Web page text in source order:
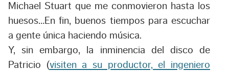
Michael Stuart que me conmovieron hasta los
huesos…En fin, buenos tiempos para escuchar
a gente única haciendo música.
Y, sin embargo, la inminencia del disco de
Patricio (visiten a su productor, el ingeniero